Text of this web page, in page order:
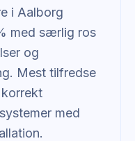
i Aalborg
med særlig ros
og
Mest tilfredse
med